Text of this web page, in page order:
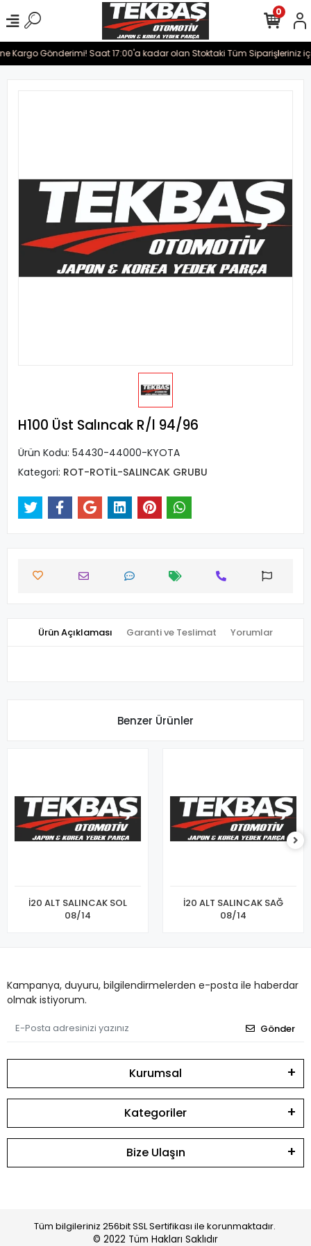
Kargo Gönderimi! Saat 17:00'a kadar olan Stoktaki Tüm Siparişleriniz
0
H100 Üst Salıncak R/l 94/96
Ürün Kodu: 54430-44000-KYOTA
Kategori: ROT-ROTİL-SALINCAK GRUBU
Ürün Açıklaması Garanti ve Teslimat Yorumlar
Benzer Ürünler
İ20 ALT SALINCAK SOL
08/14
İ20 ALT SALINCAK SAĞ
08/14
Kampanya, duyuru, bilgilendirmelerden e-posta ile haberdar
olmak istiyorum.
Gönder
Kurumsal
Kategoriler
Bize Ulaşın
Tüm bilgileriniz 256bit SSL Sertifikası ile korunmaktadır.
© 2022 Tüm Hakları Saklıdır